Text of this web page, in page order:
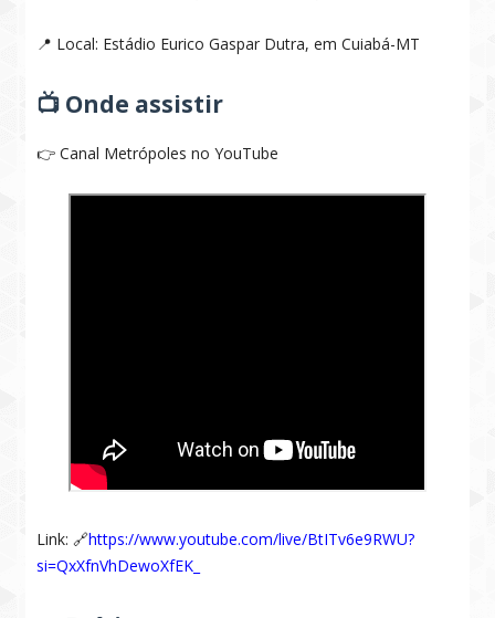
📍 Local: Estádio Eurico Gaspar Dutra, em Cuiabá-MT
📺 Onde assistir
👉 Canal Metrópoles no YouTube
Link: 🔗https://www.youtube.com/live/BtITv6e9RWU?
si=QxXfnVhDewoXfEK_